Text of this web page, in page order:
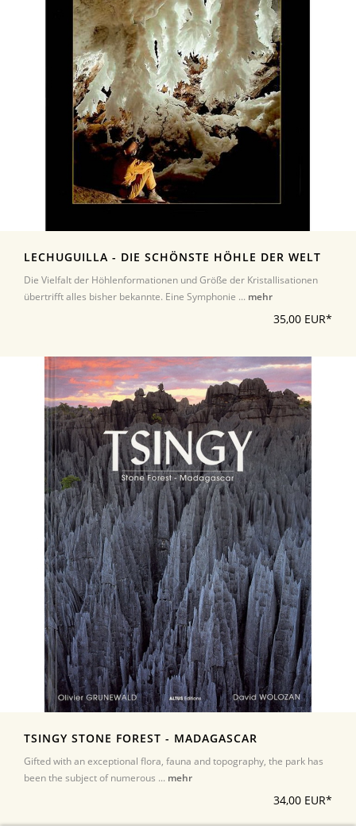
LECHUGUILLA - DIE SCHÖNSTE HÖHLE DER WELT
Die Vielfalt der Höhlenformationen und Größe der Kristallisationen
übertrifft alles bisher bekannte. Eine Symphonie ... mehr
35,00 EUR*
TSINGY STONE FOREST - MADAGASCAR
Gifted with an exceptional flora, fauna and topography, the park has
been the subject of numerous ... mehr
34,00 EUR*